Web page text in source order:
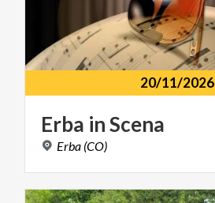
20/11/2026
Erba inScena
Erba (CO)